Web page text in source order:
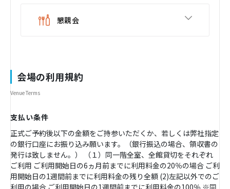
懇親会
会場の利用規約
Venue Terms
支払い条件
正式ご予約後以下の金額をご持参いただくか、若しくは弊社指定
の銀行口座にお振り込み願います。（銀行振込の場合、領収書の
発行は致しません。） （１）同一階全室、全館貸切をそれぞれ
ご利用 ご利用開始日の6ヵ月前までに利用料金の20％の場合 ご利
用開始日の1週間前までに利用料金の残り全額 (2)左記以外でのご
利用の場合 ご利用開始日の1週間前までに利用料金の100％ ※同